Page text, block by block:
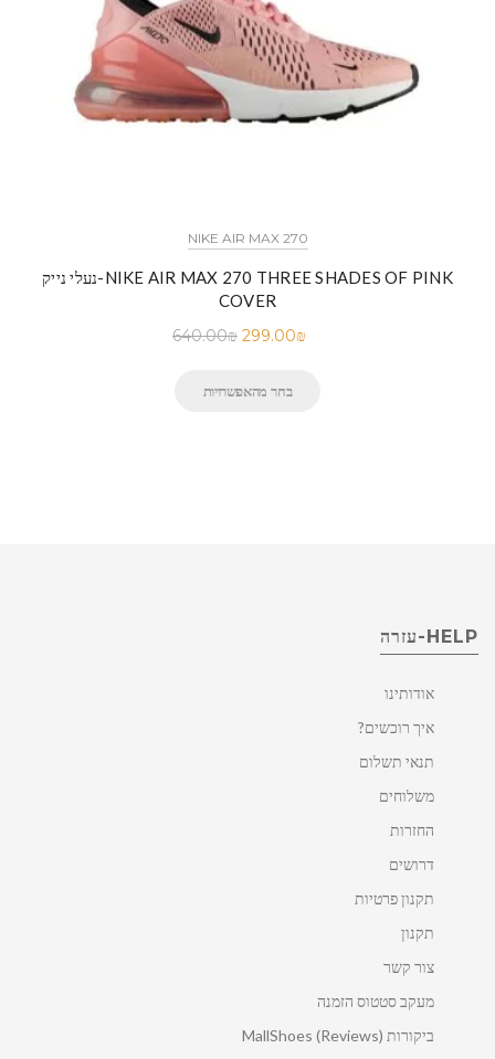
NIKE AIR MAX 270
נעלי נייק-NIKE AIR MAX 270 THREE SHADES OF PINK
COVER
640.00₪ 299.00₪
בחר מהאפשרויות
HELP-עזרה
אודותינו
איך רוכשים?
תנאי תשלום
משלוחים
החזרות
דרושים
תקנון פרטיות
תקנון
צור קשר
מעקב סטטוס הזמנה
ביקורות MallShoes (Reviews)